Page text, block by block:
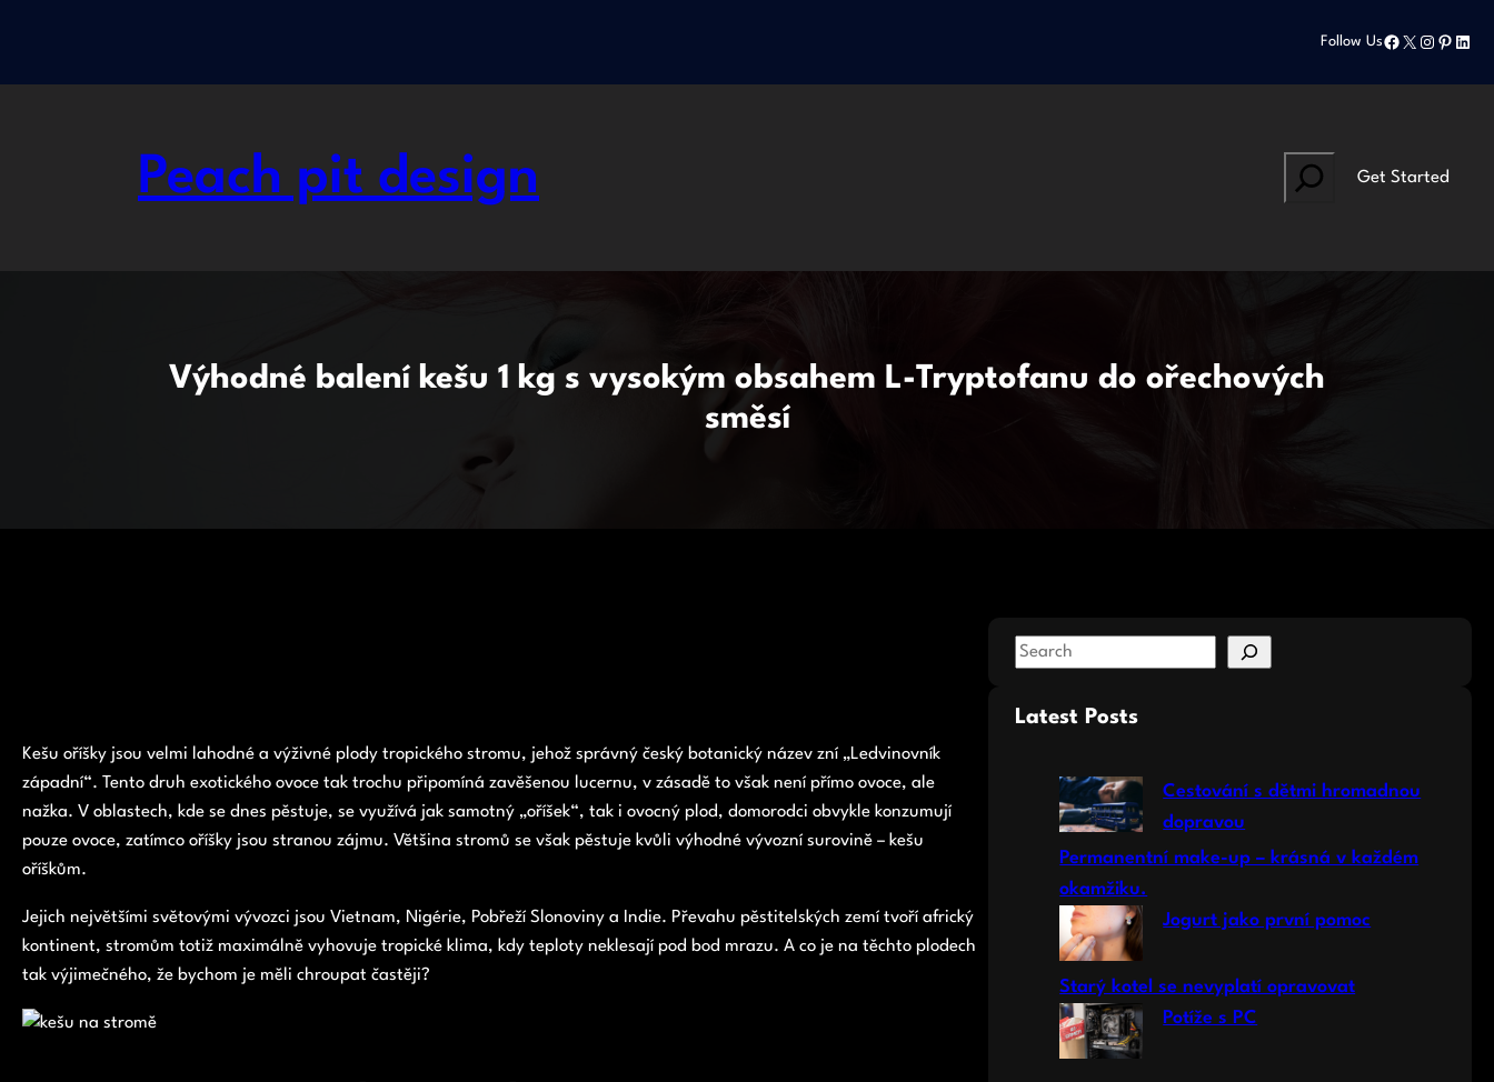
Follow UsFacebook
X Instagram
Peach pit design Search
Get Started
Výhodné balení kešu 1 kg s vysokým obsahem L-Tryptofanu do ořechových
směsí
Kešu oříšky jsou velmi lahodné a výživné plody tropického stromu, jehož správný český botanický název zní „Ledvinovník
západní“. Tento druh exotického ovoce tak trochu připomíná zavěšenou lucernu, v zásadě to však není přímo ovoce, ale
nažka. V oblastech, kde se dnes pěstuje, se využívá jak samotný „oříšek“, tak i ovocný plod, domorodci obvykle konzumují
pouze ovoce, zatímco oříšky jsou stranou zájmu. Většina stromů se však pěstuje kvůli výhodné vývozní surovině – kešu
oříškům.
Jejich největšími světovými vývozci jsou Vietnam, Nigérie, Pobřeží Slonoviny a Indie. Převahu pěstitelských zemí tvoří africký
kontinent, stromům totiž maximálně vyhovuje tropické klima, kdy teploty neklesají pod bod mrazu. A co je na těchto plodech
tak výjimečného, že bychom je měli chroupat častěji?
S
aLatest Posts
Cestování s dětmi hromadnou
dopravou
Permanentní make-up – krásná v každém
okamžiku.
Jogurt jako první pomoc
Starý kotel se nevyplatí opravovat
Potíže s PC